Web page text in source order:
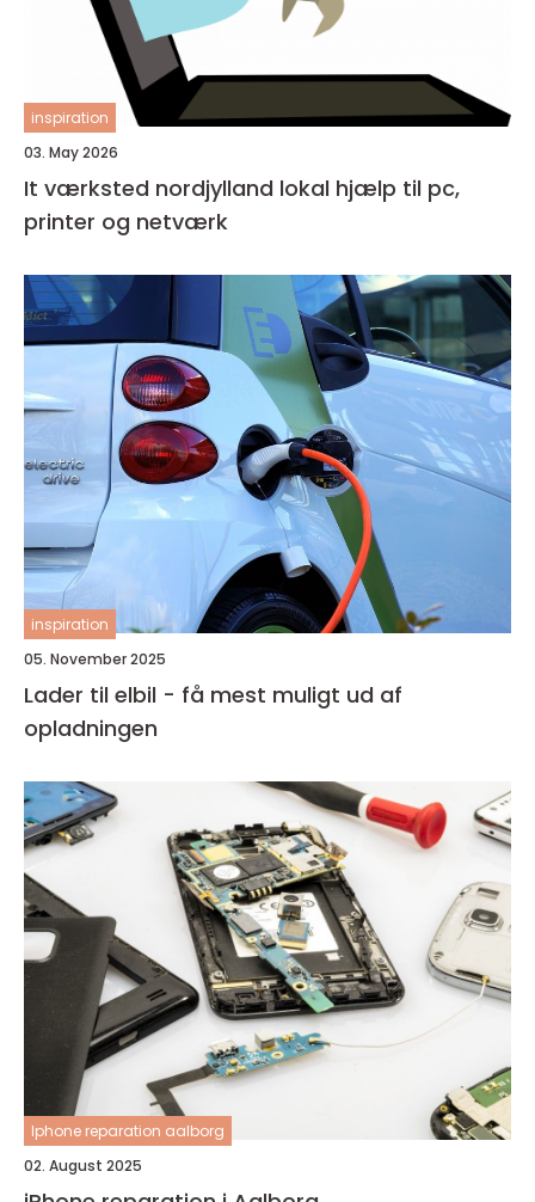
inspiration
03. May 2026
It værksted nordjylland lokal hjælp til pc,
printer og netværk
inspiration
05. November 2025
Lader til elbil - få mest muligt ud af
opladningen
Iphone reparation aalborg
02. August 2025